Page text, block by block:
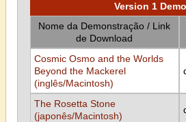
Version 1
Nome da Demonstração / Link
de Download
Cosmic Osmo and the Worlds
Beyond the Mackerel
(inglês/Macintosh)
The Rosetta Stone
(japonês/Macintosh)